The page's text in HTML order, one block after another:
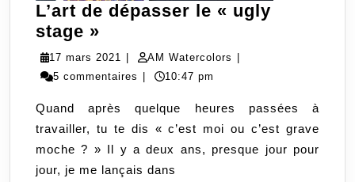
L’art de dépasser le « ugly
stage »
de
dépasser
« ugly
stage »
17 mars 2021 17
mars
AM Watercolors AM
5 commentaires
10:47 pm
Quand après quelque heures passées à
travailler, tu te dis « c’est moi ou c’est grave
moche ? » Il y a deux ans, presque jour pour
jour, je me lançais dans